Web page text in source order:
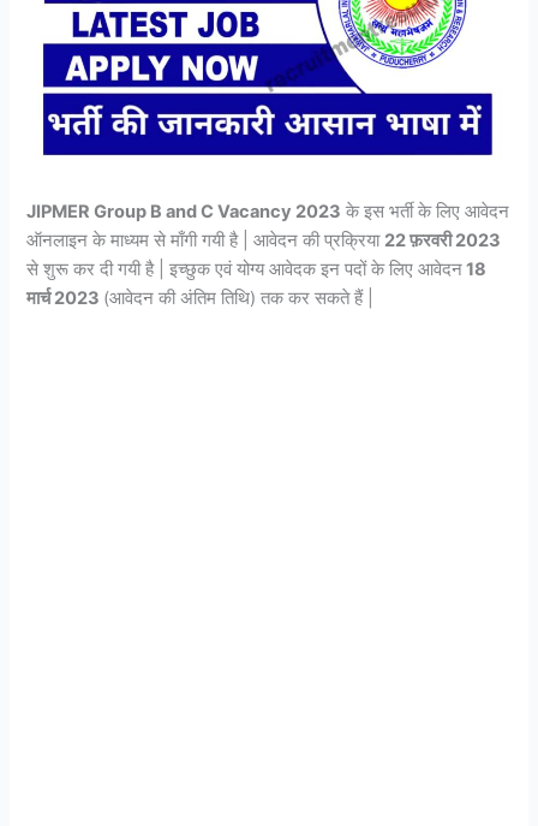
JIPMER Group B and C Vacancy 2023 के इस भर्ती के लिए आवेदन
ऑनलाइन के माध्यम से माँगी गयी है | आवेदन की प्रक्रिया 22 फ़रवरी 2023
से शुरू कर दी गयी है | इच्छुक एवं योग्य आवेदक इन पदों के लिए आवेदन18
मार्च 2023 (आवेदन की अंतिम तिथि) तक कर सकते हैं |